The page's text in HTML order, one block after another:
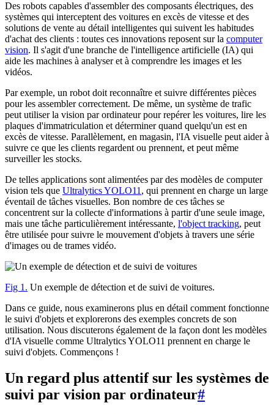
Des robots capables d'assembler des composants électriques, des
systèmes qui interceptent des voitures en excès de vitesse et des
solutions de vente au détail intelligentes qui suivent les habitudes
d'achat des clients : toutes ces innovations reposent sur la computer
vision. Il s'agit d'une branche de l'intelligence artificielle (IA) qui
aide les machines à analyser et à comprendre les images et les
vidéos.
Par exemple, un robot doit reconnaître et suivre différentes pièces
pour les assembler correctement. De même, un système de trafic
peut utiliser la vision par ordinateur pour repérer les voitures, lire les
plaques d'immatriculation et déterminer quand quelqu'un est en
excès de vitesse. Parallèlement, en magasin, l'IA visuelle peut aider à
suivre ce que les clients regardent ou prennent, et peut même
surveiller les stocks.
De telles applications sont alimentées par des modèles de computer
vision tels que Ultralytics YOLO11 , qui prennent en charge un large
éventail de tâches visuelles. Bon nombre de ces tâches se
concentrent sur la collecte d'informations à partir d'une seule image,
mais une tâche particulièrement intéressante, l'object tracking, peut
être utilisée pour suivre le mouvement d'objets à travers une série
d'images ou de trames vidéo.
Fig 1. Un exemple de détection et de suivi de voitures.
Dans ce guide, nous examinerons plus en détail comment fonctionne
le suivi d'objets et explorerons des exemples concrets de son
utilisation. Nous discuterons également de la façon dont les modèles
d'IA visuelle comme Ultralytics YOLO11 prennent en charge le
suivi d'objets. Commençons !
Un regard plus attentif sur les systèmes de
suivi par vision par ordinateur#